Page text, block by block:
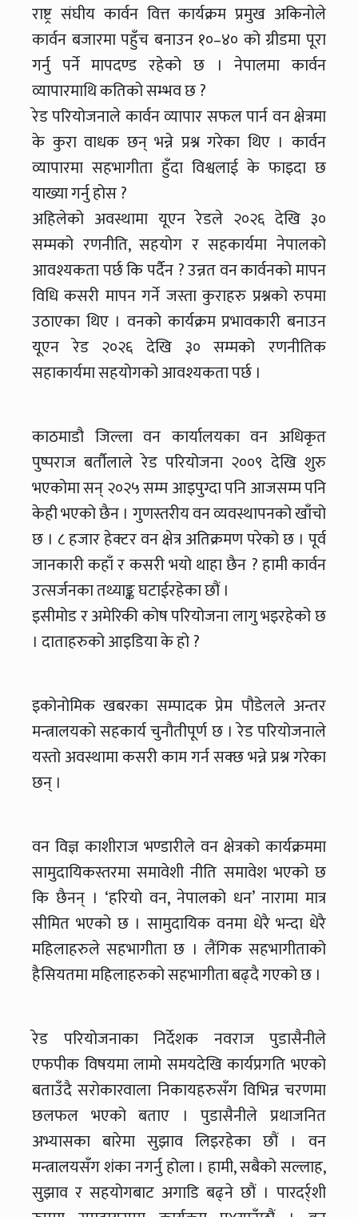
राष्ट्र संघीय कार्वन वित्त कार्यक्रम प्रमुख अकिनोले
कार्वन बजारमा पहुँच बनाउन १०–४० को ग्रीडमा पूरा
गर्नु पर्ने मापदण्ड रहेको छ । नेपालमा कार्वन
व्यापारमाथि कतिको सम्भव छ ?
रेड परियोजनाले कार्वन व्यापार सफल पार्न वन क्षेत्रमा
के कुरा वाधक छन् भन्ने प्रश्न गरेका थिए । कार्वन
व्यापारमा सहभागीता हुँदा विश्वलाई के फाइदा छ
याख्या गर्नु होस ?
अहिलेको अवस्थामा यूएन रेडले २०२६ देखि ३०
सम्मको रणनीति, सहयोग र सहकार्यमा नेपालको
आवश्यकता पर्छ कि पर्दैन ? उन्नत वन कार्वनको मापन
विधि कसरी मापन गर्ने जस्ता कुराहरु प्रश्नको रुपमा
उठाएका थिए । वनको कार्यक्रम प्रभावकारी बनाउन
यूएन रेड २०२६ देखि ३० सम्मको रणनीतिक
सहाकार्यमा सहयोगको आवश्यकता पर्छ ।
काठमाडौ जिल्ला वन कार्यालयका वन अधिकृत
पुष्पराज बर्तौलाले रेड परियोजना २००९ देखि शुरु
भएकोमा सन् २०२५ सम्म आइपुग्दा पनि आजसम्म पनि
केही भएको छैन । गुणस्तरीय वन व्यवस्थापनको खाँचो
छ । ८ हजार हेक्टर वन क्षेत्र अतिक्रमण परेको छ । पूर्व
जानकारी कहाँ र कसरी भयो थाहा छैन ? हामी कार्वन
उत्सर्जनका तथ्याङ्क घटाईरहेका छौं ।
इसीमोड र अमेरिकी कोष परियोजना लागु भइरहेको छ
। दाताहरुको आइडिया के हो ?
इकोनोमिक खबरका सम्पादक प्रेम पौडेलले अन्तर
मन्त्रालयको सहकार्य चुनौतीपूर्ण छ । रेड परियोजनाले
यस्तो अवस्थामा कसरी काम गर्न सक्छ भन्ने प्रश्न गरेका
छन् ।
वन विज्ञ काशीराज भण्डारीले वन क्षेत्रको कार्यक्रममा
सामुदायिकस्तरमा समावेशी नीति समावेश भएको छ
कि छैनन् । ‘हरियो वन, नेपालको धन’ नारामा मात्र
सीमित भएको छ । सामुदायिक वनमा धेरै भन्दा धेरै
महिलाहरुले सहभागीता छ । लैंगिक सहभागीताको
हैसियतमा महिलाहरुको सहभागीता बढ्दै गएको छ ।
रेड परियोजनाका निर्देशक नवराज पुडासैनीले
एफपीक विषयमा लामो समयदेखि कार्यप्रगति भएको
बताउँदै सरोकारवाला निकायहरुसँग विभिन्न चरणमा
छलफल भएको बताए । पुडासैनीले प्रथाजनित
अभ्यासका बारेमा सुझाव लिइरहेका छौं । वन
मन्त्रालयसँग शंका नगर्नु होला । हामी, सबैको सल्लाह,
सुझाव र सहयोगबाट अगाडि बढ्ने छौं । पारदर्र्शी